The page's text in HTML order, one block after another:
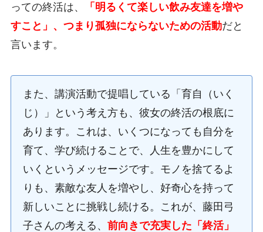
っての終活は、
「明るくて楽しい飲み友達を増や
すこと」、つまり孤独にならないための活動だと
言います。
また、講演活動で提唱している「育自（いく
じ）」という考え方も、彼女の終活の根底に
あります。これは、いくつになっても自分を
育て、学び続けることで、人生を豊かにして
いくというメッセージです。モノを捨てるよ
りも、素敵な友人を増やし、好奇心を持って
新しいことに挑戦し続ける。これが、藤田弓
子さんの考える、 前向きで充実した「終活」